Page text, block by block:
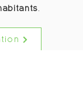
.